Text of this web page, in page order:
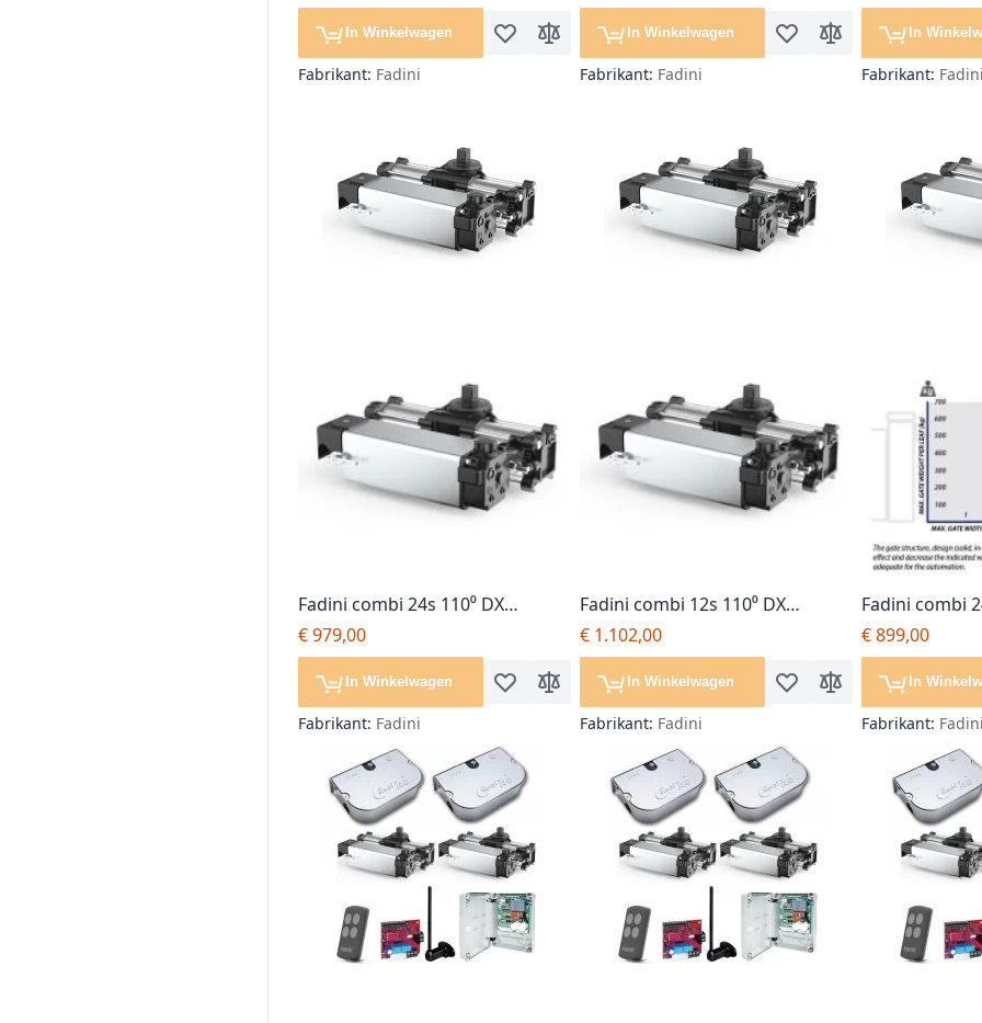
In Winkelwagen Voeg toe aan verlanglijst
Toevoegen om te vergelijken
Fabrikant: Fadini
In Winkelwagen Voeg toe aan verlanglijst
Toevoegen om te
Fabrikant: Fadini
In
Fabrikant: Fadini
Fadini combi 24s 110⁰ DX
softstop, poortopener, losse
motor
€ 979,00
In Winkelwagen Voeg toe aan verlanglijst
Toevoegen om te vergelijken
Fabrikant: Fadini
Fadini combi 12s 110⁰ DX
softstop, poortopener, losse
motor
€ 1.102,00
In Winkelwagen Voeg toe aan verlanglijst
Toevoegen om te
Fabrikant: Fadini
Fadini combi
poortopener,
€ 899,00
In
Fabrikant: Fadini